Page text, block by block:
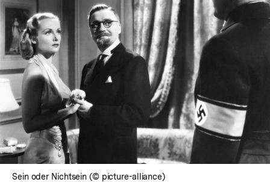
Sein oder Nichtsein (© picture-alliance)